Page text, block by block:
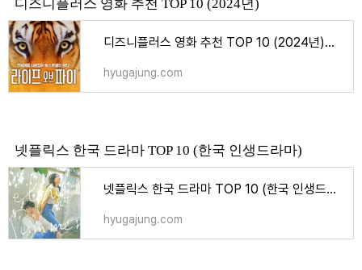
디즈니플러스 영화 추천 TOP 10 (2024년)
디즈니플러스 영화 추천 TOP 10 (2024년) - TV, 영화, 드라마
hyugajung.com
넷플릭스 한국 드라마 TOP 10 (한국 인생드라마)
넷플릭스 한국 드라마 TOP 10 (한국 인생드라마) - 주제별 순위, 랭킹
hyugajung.com